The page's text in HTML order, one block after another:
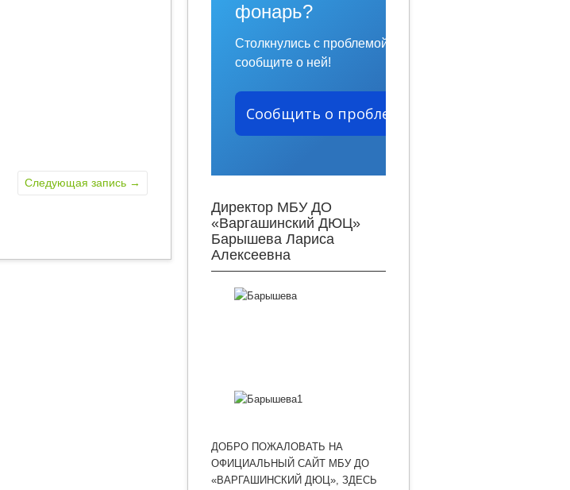
Следующая запись →
фонарь?
Столкнулись с проблемой —
сообщите о ней!
Сообщить о проблеме
Директор МБУ ДО
«Варгашинский ДЮЦ»
Барышева Лариса
Алексеевна
ДОБРО ПОЖАЛОВАТЬ НА
ОФИЦИАЛЬНЫЙ САЙТ МБУ ДО
«ВАРГАШИНСКИЙ ДЮЦ», ЗДЕСЬ